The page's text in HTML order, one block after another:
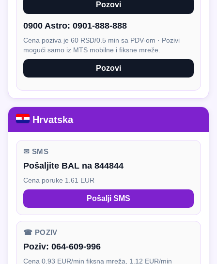
Pozovi
0900 Astro: 0901-888-888
Cena poziva je 60 RSD/0.5 min sa PDV-om · Pozivi
mogući samo iz MTS mobilne i fiksne mreže.
Pozovi
Hrvatska
✉ SMS
Pošaljite BAL na 844844
Cena poruke 1.61 EUR
Pošalji SMS
☎ POZIV
Poziv: 064-609-996
Cena 0.93 EUR/min fiksna mreža, 1.12 EUR/min